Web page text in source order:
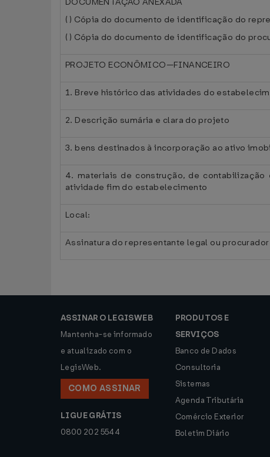
( ) Cópia do documento de identificação do
( ) Cópia do documento de identificação do
PROJETO ECONÔMICO—FINANCEIRO
1. Breve histórico das atividades do
2. Descrição sumária e clara do projeto
3. bens destinados à incorporação ao ativo
4. materiais de construção, de
atividade fim do estabelecimento
Local:
Assinatura do representante legal ou
ASSINAR O LEGISWEB
Mantenha-se informado
e atualizado com o
LegisWeb.
COMO ASSINAR
LIGUE GRÁTIS
0800 202 5544
PRODUTOS E
SERVIÇOS
Banco de Dados
Consultoria
Sistemas
Agenda Tributária
Comércio Exterior
Boletim Diário